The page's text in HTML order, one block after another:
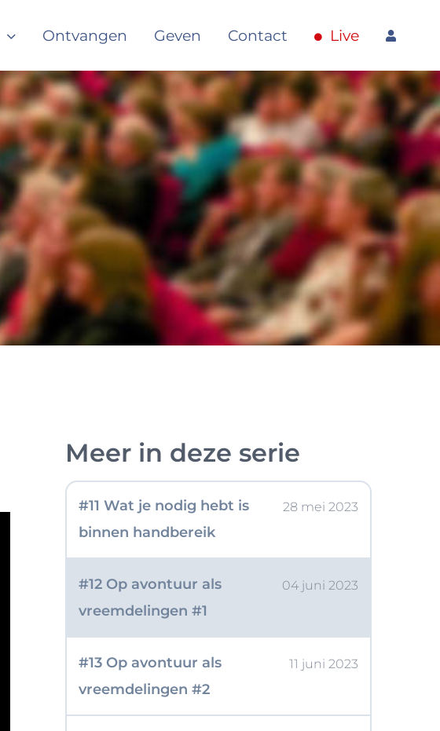
Ontvangen Geven Contact Live
Meer in deze serie
#5 Aanbidding in Geest en
29 januari
#6 Aanbidding in zang &
muziek
05 februari
2023
#7 Aanbidding door
wandelen in gemeenschap
12 februari
2023
#8 Aanbidding door door
offeren & geven
19 februari
2023
#9 Doopdienst – Kiezen in
14 mei 2023
denkt
#11 Wat je nodig hebt is
binnen handbereik
28 mei 2023
#12 Op avontuur als
vreemdelingen #1
04 juni 2023
#13 Op avontuur als
vreemdelingen #2
11 juni 2023